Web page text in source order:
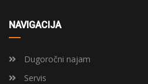
NAVIGACIJA
Dugoročni najam
Servis